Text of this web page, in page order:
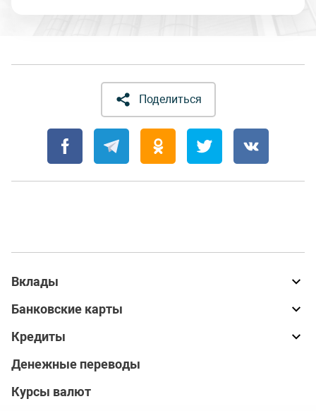
Поделиться
Вклады
Банковские карты
Кредиты
Денежные переводы
Курсы валют